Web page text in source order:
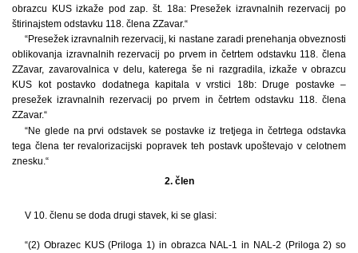
obrazcu KUS izkaže pod zap. št. 18a: Presežek izravnalnih rezervacij po
štirinajstem odstavku 118. člena ZZavar.“
“Presežek izravnalnih rezervacij, ki nastane zaradi prenehanja obveznosti
oblikovanja izravnalnih rezervacij po prvem in četrtem odstavku 118. člena
ZZavar, zavarovalnica v delu, katerega še ni razgradila, izkaže v obrazcu
KUS kot postavko dodatnega kapitala v vrstici 18b: Druge postavke –
presežek izravnalnih rezervacij po prvem in četrtem odstavku 118. člena
ZZavar.“
“Ne glede na prvi odstavek se postavke iz tretjega in četrtega odstavka
tega člena ter revalorizacijski popravek teh postavk upoštevajo v celotnem
znesku.“
2. člen
V 10. členu se doda drugi stavek, ki se glasi:
“(2) Obrazec KUS (Priloga 1) in obrazca NAL-1 in NAL-2 (Priloga 2) so